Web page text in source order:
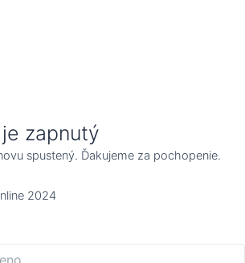
zapnutý
spustený. Ďakujeme za pochopenie.
2024